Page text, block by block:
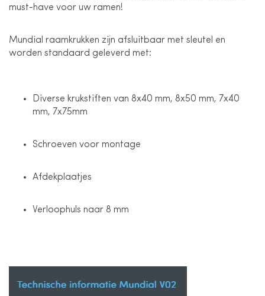
must-have voor uw ramen!
Mundial raamkrukken zijn afsluitbaar met sleutel en
worden standaard geleverd met:
Diverse krukstiften van 8x40 mm, 8x50 mm, 7x40
mm, 7x75mm
Schroeven voor montage
Afdekplaatjes
Verloophuls naar 8 mm